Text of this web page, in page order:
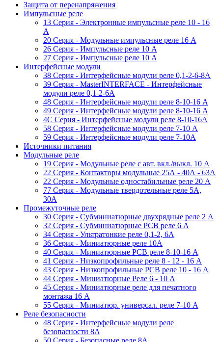
Защита от перенапряжения
Импульсные реле
13 Серия - Электронные импульсные реле 10 - 16
A
20 Серия - Модульные импульсные реле 16 A
26 Серия - Импульсные реле 10 A
27 Серия - Импульсные реле 10 A
Интерфейсные модули
38 Cерия - Интерфейсные модули реле 0,1-2-6-8А
39 Cерия - MasterINTERFACE - Интерфейсные
модули реле 0,1-2-6А
48 Cерия - Интерфейсные модули реле 8-10-16 A
49 Серия - Интерфейсные модули реле 8-10-16 A
4C Серия - Интерфейсные модули реле 8-10-16А
58 Серия - Интерфейсные модули реле 7-10 A
59 Серия - Интерфейсные модули реле 7-10А
Источники питания
Модульные реле
19 Cерия - Модульные реле с авт. вкл./выкл. 10 A
22 Серия - Контакторы модульные 25А - 40А - 63А
22 Серия - Модульные одностабильные реле 20 A
77 Серия - Модульные твердотельные реле 5А,
30А
Промежуточные реле
30 Серия - Субминиатюрные двухрядные реле 2 A
32 Серия - Субминиатюрные PCB реле 6 A
34 Серия - Ультратонкие реле 0,1-2, 6A
36 Серия - Миниатюрные реле 10А
40 Серия - Миниатюрные PCB реле 8-10-16 A
41 Серия - Низкопрофильные реле 8 - 12 - 16 A
43 Серия - Низкопрофильные PCB реле 10 - 16 A
44 Серия - Миниатюрные Реле 6 - 10 A
45 Серия - Миниатюрные реле для печатного
монтажа 16 A
55 Cерия - Миниатюр. универсал. реле 7-10 A
Реле безопасности
48 Серия - Интерфейсные модули реле
безопасности 8А
50 Серия - Безопасные реле 8А